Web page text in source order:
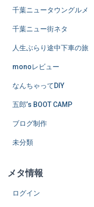
千葉ニュータウングルメ
千葉ニュー街ネタ
人生ぶらり途中下車の旅
monoレビュー
なんちゃってDIY
五郎’s BOOT CAMP
ブログ制作
未分類
メタ情報
ログイン